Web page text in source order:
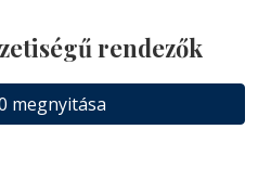
rendezők
megnyitása